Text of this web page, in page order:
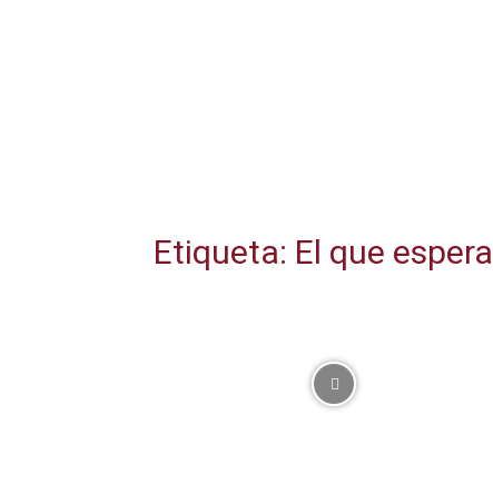
Etiqueta: El que espera